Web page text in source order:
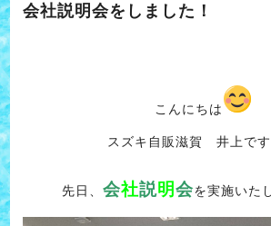
会社説明会をしました！
こんにちは
スズキ自販滋賀 井上です
先日、 会社説明会を実施いた